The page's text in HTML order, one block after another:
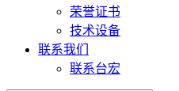
荣誉证书
技术设备
联系我们
联系台宏